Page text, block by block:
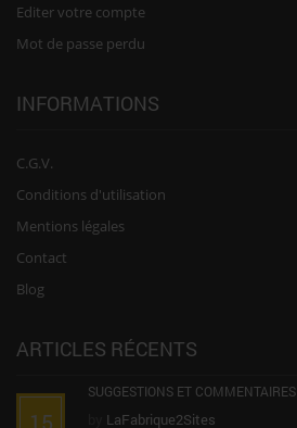
Editer votre compte
Mot de passe perdu
INFORMATIONS
C.G.V.
Conditions d'utilisation
Mentions légales
Contact
Blog
ARTICLES RÉCENTS
15
SUGGESTIONS ET COMMENTAIRES
LaFabrique2Sites